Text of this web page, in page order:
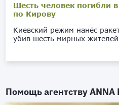
Шесть человек погибли
по Кирову
Киевский режим нанёс
убив шесть мирных
Помощь агентствуANNA